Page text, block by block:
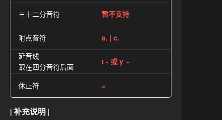
三十二分音符 暂不支持
附点音符
a. | c.
延音线
跟在四分音符后面
t - 或 y ~
休止符 =
| 补充说明 |